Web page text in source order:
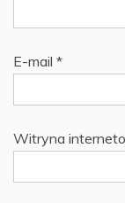
E-mail *
Witryna